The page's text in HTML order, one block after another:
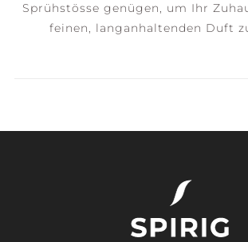
Sprühstösse genügen, um Ihr
feinen, langanhaltenden Duft